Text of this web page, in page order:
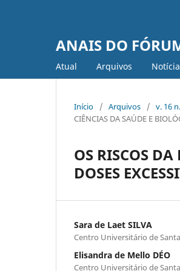
ANAIS DO
Atual Arquivos
Início / Arquivos / v. 16
CIÊNCIAS DA SAÚDE E
OS RISCOS
DOSES
Sara de Laet SILVA
Centro Universitário de
Elisandra de Mello DÉO
Centro Universitário de